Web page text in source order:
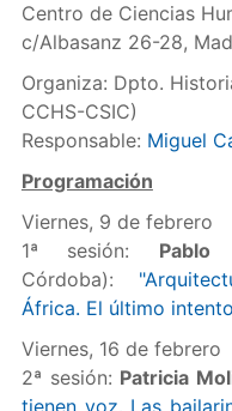
Centro de Ciencias
c/Albasanz 26-28,
Organiza: Dpto.
CCHS-CSIC)
Responsable: Miguel
Programación
Viernes, 9 de febrero
1ª sesión: Pablo
Córdoba):
África. El último
Viernes, 16 de febrero
2ª sesión: Patricia
tienen voz. Las